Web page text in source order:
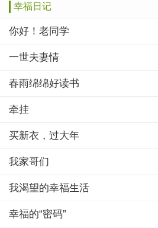
幸福日记
你好！老同学
一世夫妻情
春雨绵绵好读书
牵挂
买新衣，过大年
我家哥们
我渴望的幸福生活
幸福的“密码”